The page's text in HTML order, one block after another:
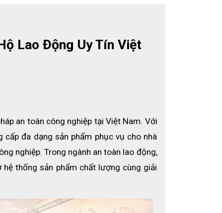
Lao Động Uy Tín Việt
an toàn công nghiệp tại Việt Nam. Với
cấp đa dạng sản phẩm phục vụ cho nhà
nghiệp. Trong ngành an toàn lao động,
thống sản phẩm chất lượng cùng giải